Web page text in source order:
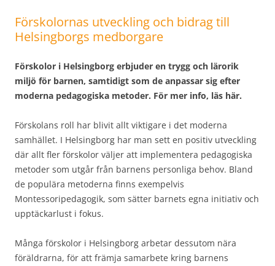
Förskolornas utveckling och bidrag till
Helsingborgs medborgare
Förskolor i Helsingborg erbjuder en trygg och lärorik
miljö för barnen, samtidigt som de anpassar sig efter
moderna pedagogiska metoder. För mer info, läs här.
Förskolans roll har blivit allt viktigare i det moderna
samhället. I Helsingborg har man sett en positiv utveckling
där allt fler förskolor väljer att implementera pedagogiska
metoder som utgår från barnens personliga behov. Bland
de populära metoderna finns exempelvis
Montessoripedagogik, som sätter barnets egna initiativ och
upptäckarlust i fokus.
Många förskolor i Helsingborg arbetar dessutom nära
föräldrarna, för att främja samarbete kring barnens